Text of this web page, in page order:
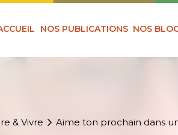
NOS PUBLICATIONS NOS
& Vivre Aime ton prochain dans